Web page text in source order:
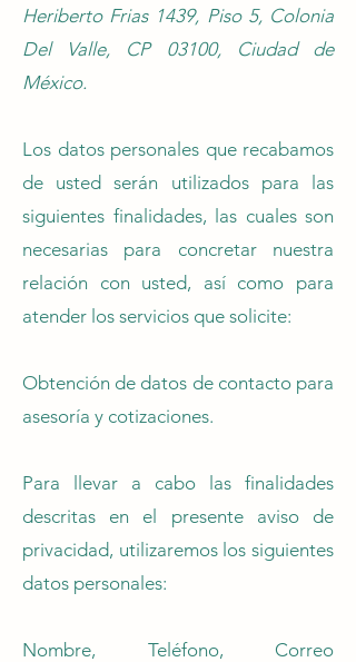
Heriberto Frias 1439, Piso 5, Colonia
Del Valle, CP 03100, Ciudad de
México.
Los datos personales que recabamos
de usted serán utilizados para las
siguientes finalidades, las cuales son
necesarias para concretar nuestra
relación con usted, así como para
atender los servicios que solicite:
Obtención de datos de contacto para
asesoría y cotizaciones.
Para llevar a cabo las finalidades
descritas en el presente aviso de
privacidad, utilizaremos los siguientes
datos personales:
Nombre, Teléfono, Correo